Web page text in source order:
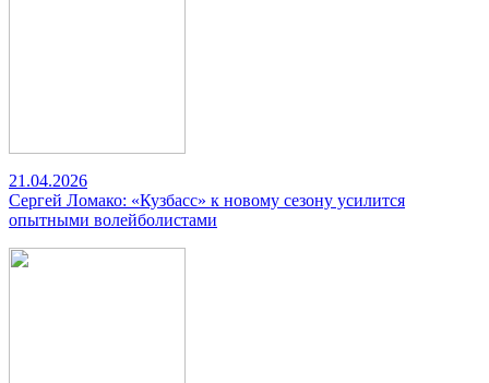
21.04.2026
Сергей Ломако: «Кузбасс» к новому сезону усилится
опытными волейболистами